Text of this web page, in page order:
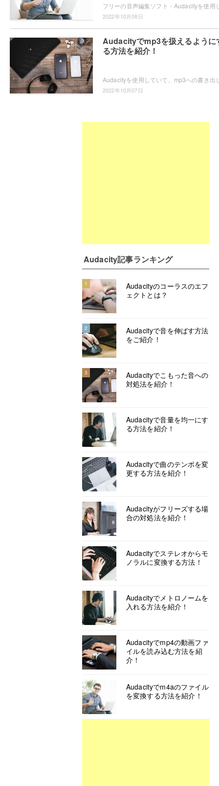
2022年10月08日
Audacityでmp3を扱えるように
る方法を紹介！
2022年10月07日
Audacity記事ランキング
1
Audacityのコーラスのエフ
ェクトとは？
2
Audacityで音を伸ばす方法
をご紹介！
3
Audacityでこもった音への
対処法を紹介！
Audacityで音量を均一にす
る方法を紹介！
Audacityで曲のテンポを変
更する方法を紹介！
Audacityがフリーズする場
合の対処法を紹介！
Audacityでステレオからモ
ノラルに変換する方法！
Audacityでメトロノームを
入れる方法を紹介！
Audacityでmp4の動画ファ
イルを読み込む方法を紹
介！
Audacityでm4aのファイル
を変換する方法を紹介！